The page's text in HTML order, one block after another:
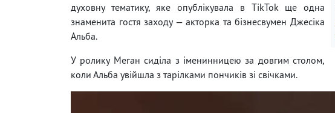
духовну тематику, яке опублікувала в TikTok ще одна
знаменита гостя заходу — акторка та бізнесвумен Джесіка
Альба.
У ролику Меган сиділа з іменинницею за довгим столом,
коли Альба увійшла з тарілками пончиків зі свічками.